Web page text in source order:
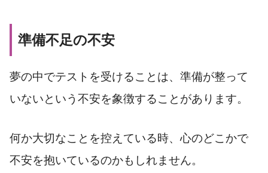
準備不足の不安
夢の中でテストを受けることは、準備が整って
いないという不安を象徴することがあります。
何か大切なことを控えている時、心のどこかで
不安を抱いているのかもしれません。